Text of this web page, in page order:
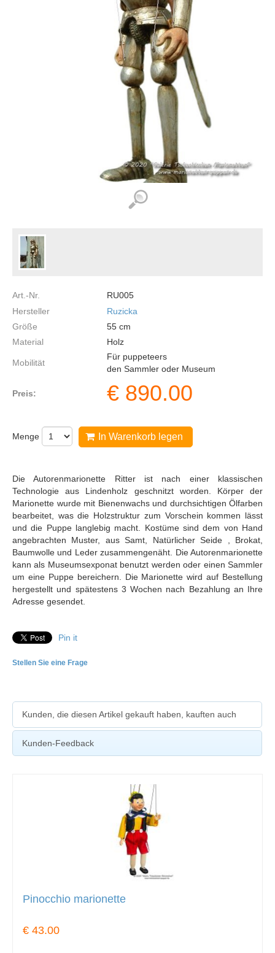
Art.-Nr.
RU005
Hersteller
Ruzicka
Größe
55 cm
Material
Holz
Mobilität
Für puppeteers
den Sammler oder Museum
Preis: € 890.00
Menge In Warenkorb legen
Die Autorenmarionette Ritter ist nach einer klassischen
Technologie aus Lindenholz geschnitzt worden. Körper der
Marionette wurde mit Bienenwachs und durchsichtigen Ölfarben
bearbeitet, was die Holzstruktur zum Vorschein kommen lässt
und die Puppe langlebig macht. Kostüme sind dem von Hand
angebrachten Muster, aus Samt, Natürlicher Seide , Brokat,
Baumwolle und Leder zusammengenäht. Die Autorenmarionette
kann als Museumsexponat benutzt werden oder einen Sammler
um eine Puppe bereichern. Die Marionette wird auf Bestellung
hergestellt und spätestens 3 Wochen nach Bezahlung an Ihre
Adresse gesendet.
Pin it
Stellen Sie eine Frage
Kunden, die diesen Artikel gekauft haben, kauften auch
Kunden-Feedback
Pinocchio marionette
€ 43.00